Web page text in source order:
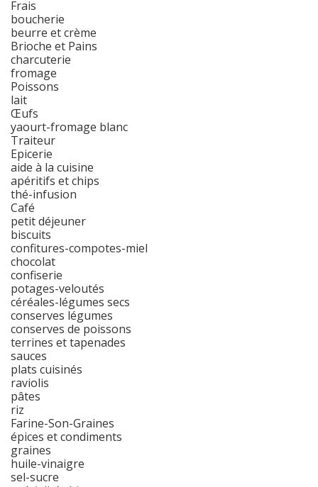
Frais
boucherie
beurre et crème
Brioche et Pains
charcuterie
fromage
Poissons
lait
Œufs
yaourt-fromage blanc
Traiteur
Epicerie
aide à la cuisine
apéritifs et chips
thé-infusion
Café
petit déjeuner
biscuits
confitures-compotes-miel
chocolat
confiserie
potages-veloutés
céréales-légumes secs
conserves légumes
conserves de poissons
terrines et tapenades
sauces
plats cuisinés
raviolis
pâtes
riz
Farine-Son-Graines
épices et condiments
graines
huile-vinaigre
sel-sucre